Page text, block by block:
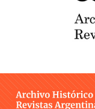
ESTUDIOS CRÍTICOS
INTEGRANTES